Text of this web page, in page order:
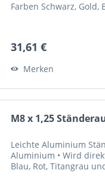
Farben Schwarz, Gold,
31,61 €
Merken
M8 x 1,25
Leichte Aluminium
Aluminium • Wird
Blau, Rot, Titangrau